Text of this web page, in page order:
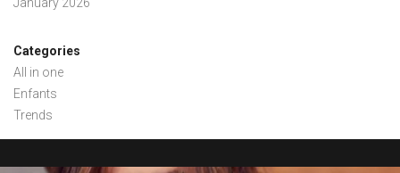
January 2026
Categories
All in one
Enfants
Trends